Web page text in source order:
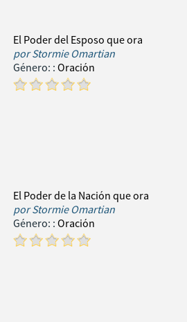
El Poder del Esposo que ora
porStormie Omartian
Género: :Oración
El Poder de la Nación que ora
porStormie Omartian
Género: :Oración